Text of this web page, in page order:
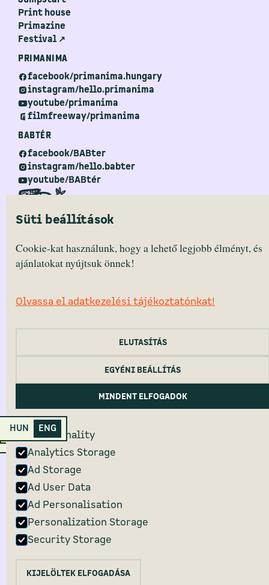
Print house
Primazine
Festival ↗
PRIMANIMA
facebook/primanima.hungary
instagram/hello.primanima
youtube/primanima
filmfreeway/primanima
BABTÉR
facebook/BABter
instagram/hello.babter
youtube/BABtér
BABtér
Templom square 12.
2022 Primanima © All Rights Reserved.
Primanima Home
HUN ENG
Süti beállítások
Cookie-kat használunk, hogy a lehető legjobb élményt, és
ajánlatokat nyújtsuk önnek!
Olvassa el adatkezelési tájékoztatónkat!
ELUTASÍTÁS
EGYÉNI BEÁLLÍTÁS
MINDENT ELFOGADOK
Functionality
Analytics Storage
Ad Storage
Ad User Data
Ad Personalisation
Personalization Storage
Security Storage
KIJELÖLTEK ELFOGADÁSA